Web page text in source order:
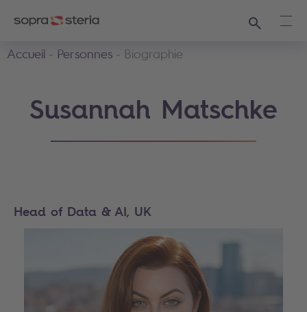
Recherche
Accueil
Personnes Biographie
Susannah Matschke
Head of Data & AI, UK